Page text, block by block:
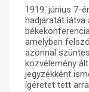
1919. június 7-
hadjáratát látva
amelyben
azonnal
közvélemény
jegyzékként
ígéretet tett